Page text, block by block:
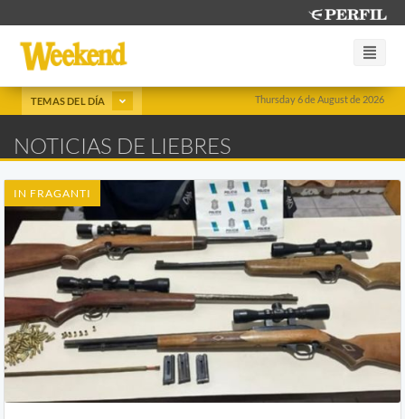
Thursday 6 de August de 2026
TEMAS DEL DÍA
NOTICIAS DE LIEBRES
IN FRAGANTI